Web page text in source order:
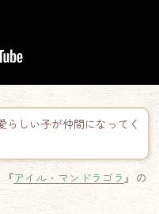
らしい子が仲間になってく
『アイル・マンドラゴラ』の